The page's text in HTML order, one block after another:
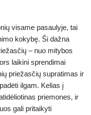
visame pasaulyje, tai
kokybę. Ši dažna
– nuo mitybos
laikini sprendimai
priežasčių supratimas ir
ilgam. Kelias į
priemones, ir
gali pritaikyti